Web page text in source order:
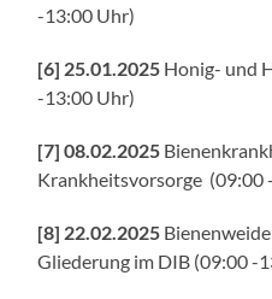
-13:00 Uhr)
[6] 25.01.2025 Honig- und
-13:00 Uhr)
[7] 08.02.2025
Krankheitsvorsorge (09:00
[8] 22.02.2025
Gliederung im DIB (09:00 -